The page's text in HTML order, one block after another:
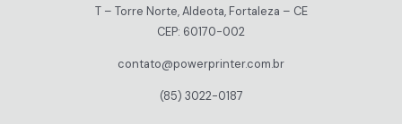
T – Torre Norte, Aldeota, Fortaleza – CE
CEP: 60170-002
contato@powerprinter.com.br
(85) 3022-0187